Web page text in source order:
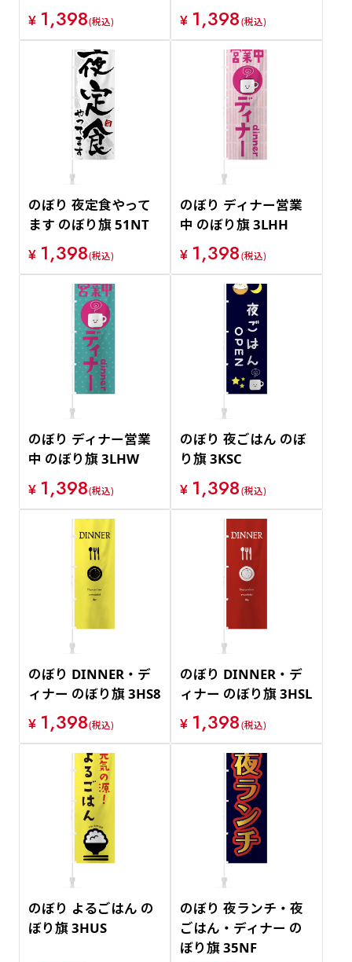
¥ 1,398(税込)
¥ 1,398(税込)
のぼり 夜定食やって
ます のぼり旗 51NT
¥ 1,398(税込)
のぼり ディナー営業
中 のぼり旗 3LHH
¥ 1,398(税込)
のぼり ディナー営業
中 のぼり旗 3LHW
¥ 1,398(税込)
のぼり 夜ごはん のぼ
り旗 3KSC
¥ 1,398(税込)
のぼり DINNER・デ
ィナー のぼり旗 3HS8
¥ 1,398(税込)
のぼり DINNER・デ
ィナー のぼり旗 3HSL
¥ 1,398(税込)
のぼり よるごはん の
ぼり旗 3HUS
のぼり 夜ランチ・夜
ごはん・ディナー の
ぼり旗 35NF